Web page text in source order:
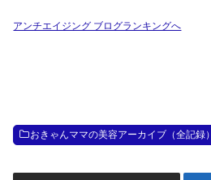
アンチエイジング ブログランキングへ
おきゃんママの美容アーカイブ（全記録）